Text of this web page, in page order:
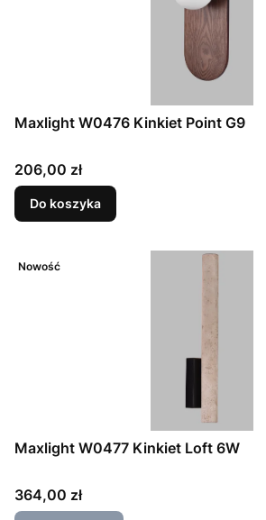
Maxlight W0476 Kinkiet Point G9
Cena
206,00 zł
Do koszyka
Nowość
Maxlight W0477 Kinkiet Loft 6W
Cena
364,00 zł